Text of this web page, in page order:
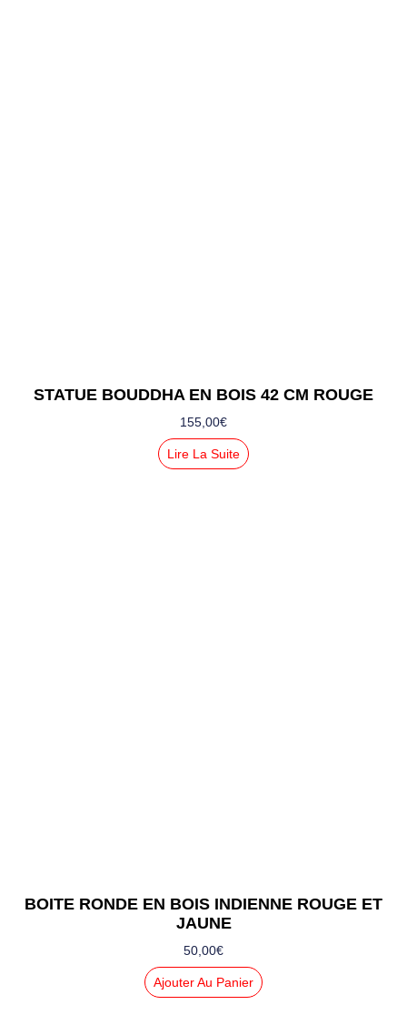
STATUE BOUDDHA EN BOIS 42 CM ROUGE
155,00€
Lire La Suite
BOITE RONDE EN BOIS INDIENNE ROUGE ET
JAUNE
50,00€
Ajouter Au Panier